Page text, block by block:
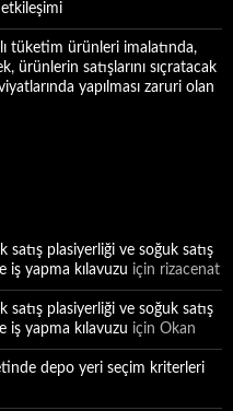
tüketim ürünleri imalatında,
ürünlerin satışlarını sıçratacak
yapılması zaruri olan
satış plasiyerliği ve soğuk satış
iş yapma kılavuzu için rizacenat
satış plasiyerliği ve soğuk satış
iş yapma kılavuzu için Okan
depo yeri seçim kriterleri